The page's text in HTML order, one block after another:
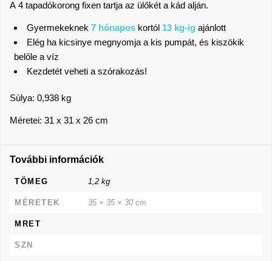
A 4 tapadókorong fixen tartja az ülőkét a kád alján.
Gyermekeknek 7 hónapos kortól 13 kg-ig ajánlott
Elég ha kicsinye megnyomja a kis pumpát, és kiszökik
belőle a víz
Kezdetét veheti a szórakozás!
Súlya: 0,938 kg
Méretei: 31 x 31 x 26 cm
További információk
TÖMEG 1,2 kg
MÉRETEK 35 × 35 × 30 cm
MRET
SZN